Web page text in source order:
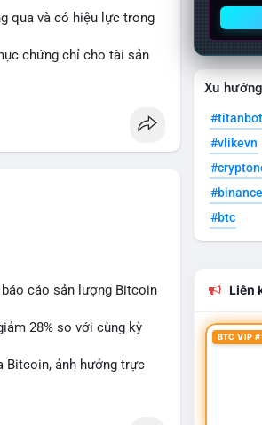
qua và có hiệu lực trong
chứng chỉ cho tài sản
phát triển thị trường
cáo sản lượng Bitcoin
28% so với cùng kỳ
Bitcoin, ảnh hưởng trực
Xu
#titanbot
#vlikevn
#btc
Liên
BTC VIP